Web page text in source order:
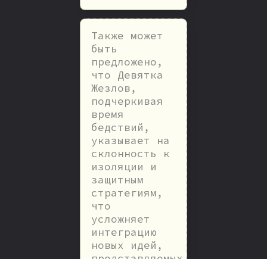
Также может
быть
предложено,
что Девятка
Жезлов,
подчеркивая
время
бедствий,
указывает на
склонность к
изоляции и
защитным
стратегиям,
что
усложняет
интеграцию
новых идей,